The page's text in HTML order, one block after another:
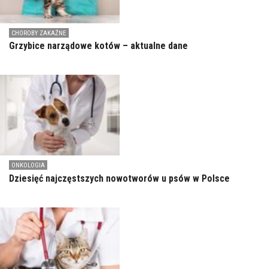
CHOROBY ZAKAŹNE
Grzybice narządowe kotów – aktualne dane
ONKOLOGIA
Dziesięć najczęstszych nowotworów u psów w Polsce